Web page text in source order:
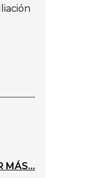
MÁS...